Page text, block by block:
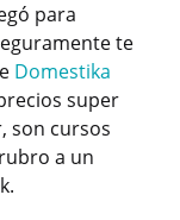
para
te
Domestika
super
son cursos
a un